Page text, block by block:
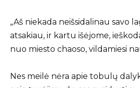
„Aš niekada neišsidalinau savo
atsakiau, ir kartu išėjome,
nuo miesto chaoso, vildamiesi
Nes meilė nėra apie tobulų